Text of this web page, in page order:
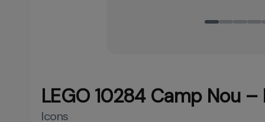
LEGO 10284 Camp Nou –
Icons